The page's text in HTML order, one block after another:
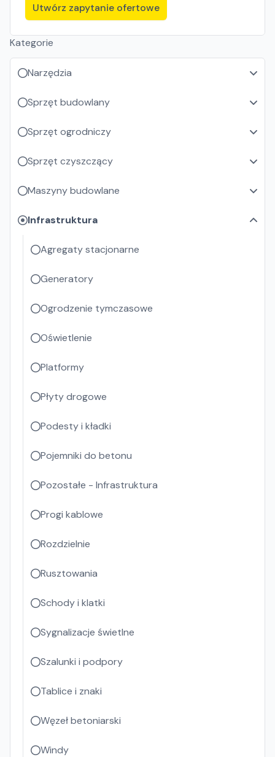
Utwórz zapytanie ofertowe
Kategorie
Narzędzia
Sprzęt budowlany
Sprzęt ogrodniczy
Sprzęt czyszczący
Maszyny budowlane
Infrastruktura
Agregaty stacjonarne
Generatory
Ogrodzenie tymczasowe
Oświetlenie
Platformy
Płyty drogowe
Podesty i kładki
Pojemniki do betonu
Pozostałe - Infrastruktura
Progi kablowe
Rozdzielnie
Rusztowania
Schody i klatki
Sygnalizacje świetlne
Szalunki i podpory
Tablice i znaki
Węzeł betoniarski
Windy